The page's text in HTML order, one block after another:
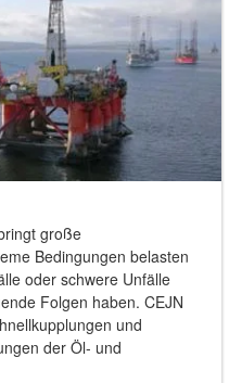
große
Bedingungen belasten
oder schwere Unfälle
Folgen haben. CEJN
und
der Öl- und